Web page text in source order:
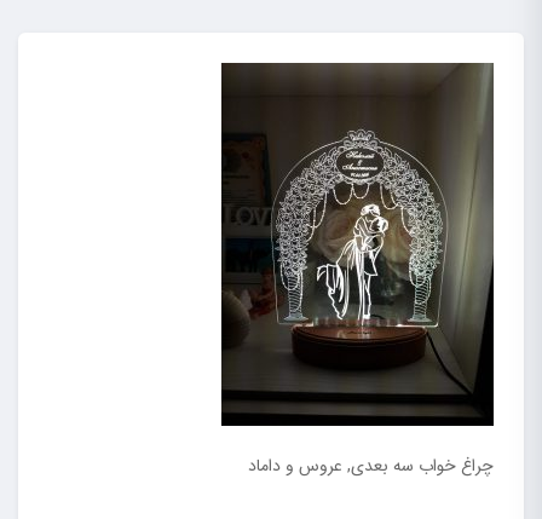
چراغ خواب سه بعدی, عروس و داماد